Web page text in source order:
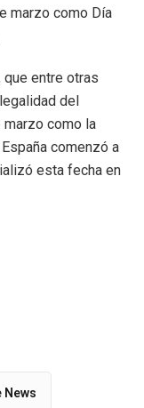
marzo como Día
entre otras
del
como la
comenzó a
esta fecha en
News